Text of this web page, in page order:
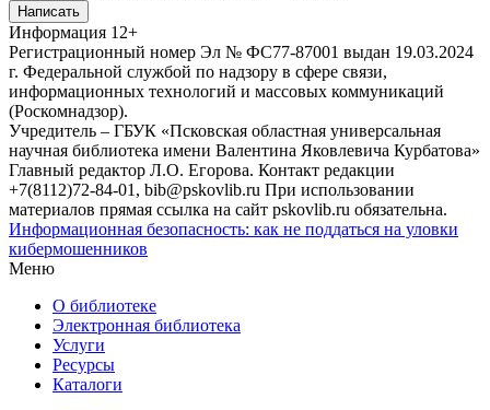
Написать
Информация 12+
Регистрационный номер Эл № ФС77-87001 выдан 19.03.2024
г. Федеральной службой по надзору в сфере связи,
информационных технологий и массовых коммуникаций
(Роскомнадзор).
Учредитель – ГБУК «Псковская областная универсальная
научная библиотека имени Валентина Яковлевича Курбатова»
Главный редактор Л.О. Егорова. Контакт редакции
+7(8112)72-84-01, bib@pskovlib.ru При использовании
материалов прямая ссылка на сайт pskovlib.ru обязательна.
Информационная безопасность: как не поддаться на уловки
кибермошенников
Меню
О библиотеке
Электронная библиотека
Услуги
Ресурсы
Каталоги